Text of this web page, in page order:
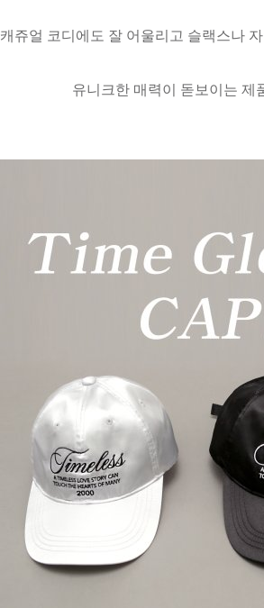
캐쥬얼 코디에도 잘 어울리고 슬랙스나
유니크한 매력이 돋보이는 제